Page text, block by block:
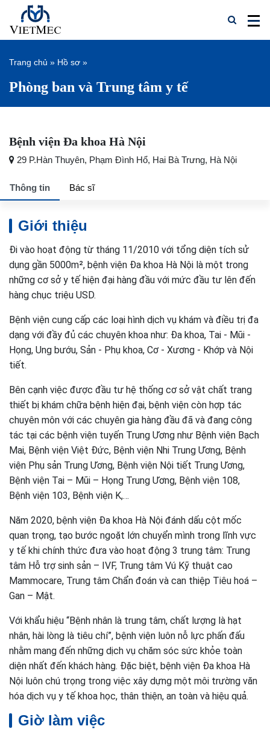
Trang chủ » Hồ sơ »
Phòng ban và Trung tâm y tế
Bệnh viện Đa khoa Hà Nội
29 P.Hàn Thuyên, Phạm Đình Hổ, Hai Bà Trưng, Hà Nội
Thông tin Bác sĩ
Giới thiệu
Đi vào hoạt động từ tháng 11/2010 với tổng diện tích sử
dụng gần 5000m², bệnh viện Đa khoa Hà Nội là một trong
những cơ sở y tế hiện đại hàng đầu với mức đầu tư lên đến
hàng chục triệu USD.
Bệnh viện cung cấp các loại hình dịch vụ khám và điều trị đa
dạng với đầy đủ các chuyên khoa như: Đa khoa, Tai - Mũi -
Họng, Ung bướu, Sản - Phụ khoa, Cơ - Xương - Khớp và Nội
tiết.
Bên cạnh việc được đầu tư hệ thống cơ sở vật chất trang
thiết bị khám chữa bệnh hiện đại, bệnh viện còn hợp tác
chuyên môn với các chuyên gia hàng đầu đã và đang công
tác tại các bệnh viện tuyến Trung Ương như Bệnh viện Bạch
Mai, Bệnh viện Việt Đức, Bệnh viện Nhi Trung Ương, Bệnh
viện Phụ sản Trung Ương, Bệnh viện Nội tiết Trung Ương,
Bệnh viện Tai – Mũi – Họng Trung Ương, Bệnh viện 108,
Bệnh viện 103, Bệnh viện K,…
Năm 2020, bệnh viện Đa khoa Hà Nội đánh dấu cột mốc
quan trọng, tạo bước ngoặt lớn chuyển mình trong lĩnh vực
y tế khi chính thức đưa vào hoạt động 3 trung tâm: Trung
tâm Hỗ trợ sinh sản – IVF, Trung tâm Vú Kỹ thuật cao
Mammocare, Trung tâm Chẩn đoán và can thiệp Tiêu hoá –
Gan – Mật.
Với khẩu hiệu “Bệnh nhân là trung tâm, chất lượng là hạt
nhân, hài lòng là tiêu chí”, bệnh viện luôn nỗ lực phấn đấu
nhằm mang đến những dịch vụ chăm sóc sức khỏe toàn
diện nhất đến khách hàng. Đặc biệt, bệnh viện Đa khoa Hà
Nội luôn chú trọng trong việc xây dựng một môi trường văn
hóa dịch vụ y tế khoa học, thân thiện, an toàn và hiệu quả.
Giờ làm việc